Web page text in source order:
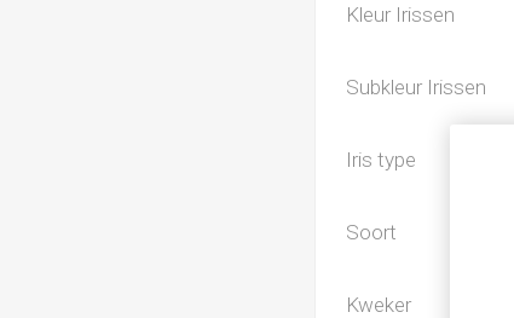
Kleur Irissen
Subkleur Irissen
Iris type
Soort
Kweker